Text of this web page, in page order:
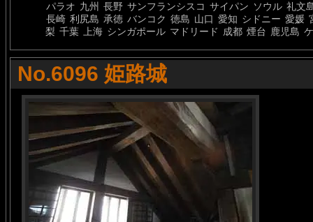
パラオ 九州 長野 サンフランシスコ サイパン ソウル 礼文
長崎 利尻島 承徳 バンコク 徳島 山口 愛知 シドニー 愛媛
梨 千葉 上海 シンガポール マドリード 成都 煙台 鹿児島
No.6096 姫路城